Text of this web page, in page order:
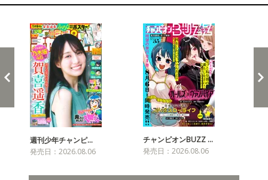
週刊少年チャンピ…
発売日：2026.08.06
チャンピオンBUZZ …
発売日：2026.08.06